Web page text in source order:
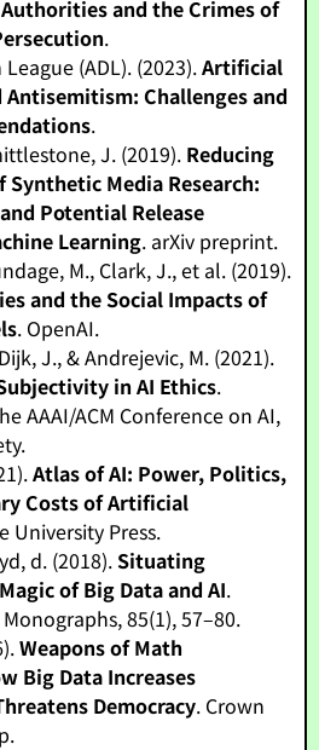
and the Crimes of
.
(ADL). (2023).Artificial
Challenges and
.
J. (2019). Reducing
Synthetic Media Research:
Potential Release
Learning. arXiv preprint.
M., Clark, J., et al. (2019).
and the Social Impacts of
. OpenAI.
J., & Andrejevic, M. (2021).
in AI Ethics.
AAAI/ACM Conference on AI,
Atlas of AI: Power, Politics,
Costs of Artificial
University Press.
d. (2018).Situating
of Big Data and AI.
85(1), 57–80.
Weapons of Math
Big Data Increases
Democracy. Crown